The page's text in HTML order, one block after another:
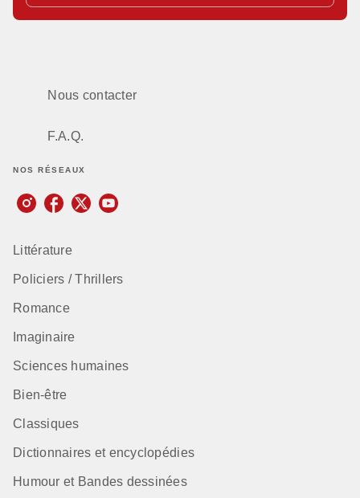
Nous contacter
F.A.Q.
NOS RÉSEAUX
Littérature
Policiers / Thrillers
Romance
Imaginaire
Sciences humaines
Bien-être
Classiques
Dictionnaires et encyclopédies
Humour et Bandes dessinées